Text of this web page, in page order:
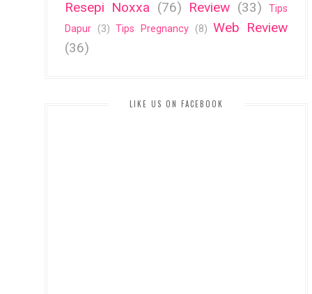
Resepi Noxxa (76) Review (33)
Tips
Dapur (3) Tips Pregnancy (8) Web Review
(36)
LIKE US ON FACEBOOK